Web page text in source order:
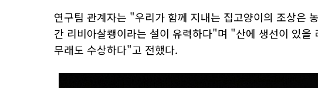
연구팀 관계자는 "우리가 함께 지내는 집고양이의 조상은
간 리비아살쾡이라는 설이 유력하다"며 "산에 생선이 있
무래도 수상하다"고 전했다.